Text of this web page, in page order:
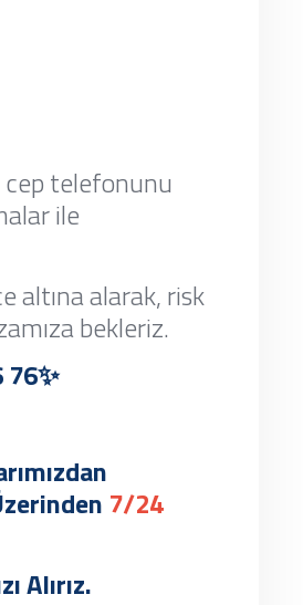
telefonunu
ile
altına alarak, risk
bekleriz.
7/24
Alırız.